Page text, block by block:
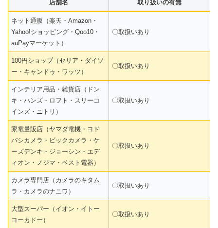
店舗名 取り扱いの有無
ネット通販（楽天・Amazon・
Yahoo!ショッピング・Qoo10・
auPayマーケット）
〇取扱いあり
100円ショップ（セリア・ダイソ
ー・キャンドゥ・ワッツ）
〇取扱いあり
インテリア用品・雑貨店（ドン
キ・ハンズ・ロフト・スリーコ
インズ・ニトリ）
〇取扱いあり
家電量販店（ヤマダ電機・ヨド
バシカメラ・ビックカメラ・ケ
ーズデンキ・ジョーシン・エデ
ィオン・ノジマ・ベスト電器）
〇取扱いあり
カメラ専門店（カメラのキタム
ラ・カメラのナニワ）
〇取扱いあり
大型スーパー（イオン・イトー
ヨーカドー）
〇取扱いあり